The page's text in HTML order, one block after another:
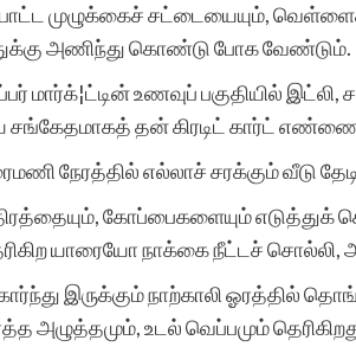
முழுக்கைச் சட்டையையும்,
அணிந்து கொண்டு போக வேண்டும்.
மார்க்¦ட்டின் உணவுப் பகுதியில்
சங்கேதமாகத் தன் கிரடிட் கார்ட்
நேரத்தில் எல்லாச் சரக்கும் வீடு தேடி
கோப்பைகளையும்
யாரையோ நாக்கை நீட்டச் சொல்லி,
இருக்கும் நாற்காலி ஓரத்தில்
அழுத்தமும், உடல் வெப்பமும்